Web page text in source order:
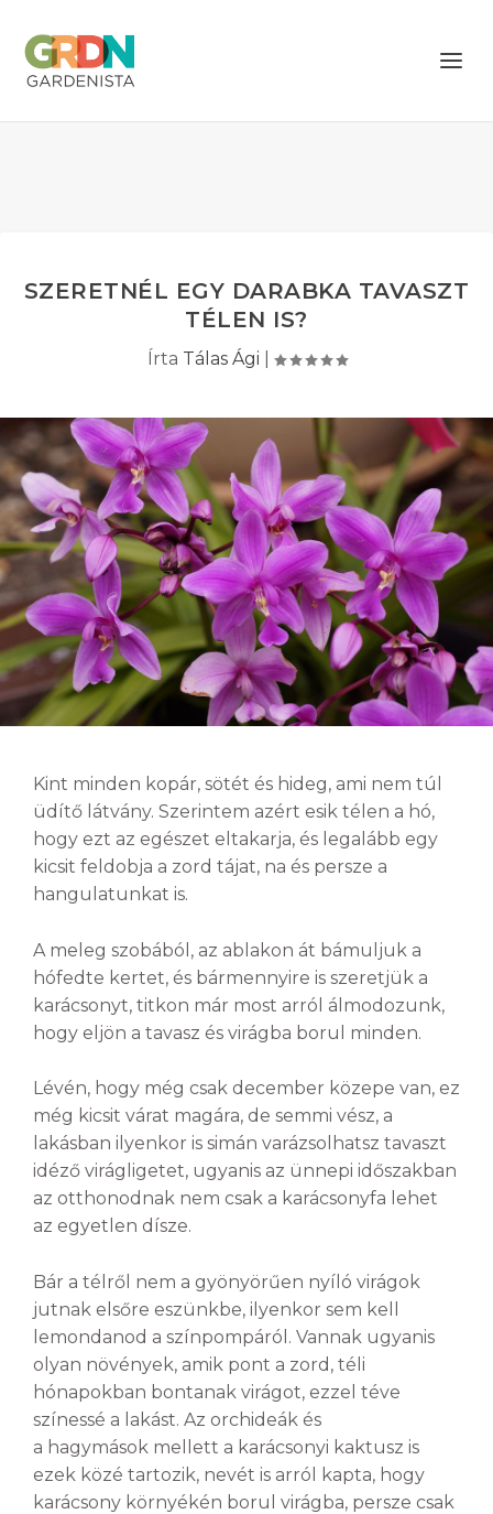
SZERETNÉL EGY DARABKA TAVASZT
TÉLEN IS?
Írta Tálas Ági
Kint minden kopár, sötét és hideg, ami nem túl
üdítő látvány. Szerintem azért esik télen a hó,
hogy ezt az egészet eltakarja, és legalább egy
kicsit feldobja a zord tájat, na és persze a
hangulatunkat is.
A meleg szobából, az ablakon át bámuljuk a
hófedte kertet, és bármennyire is szeretjük a
karácsonyt, titkon már most arról álmodozunk,
hogy eljön a tavasz és virágba borul minden.
Lévén, hogy még csak december közepe van, ez
még kicsit várat magára, de semmi vész, a
lakásban ilyenkor is simán varázsolhatsz tavaszt
idéző virágligetet, ugyanis az ünnepi időszakban
az otthonodnak nem csak a karácsonyfa lehet
az egyetlen dísze.
Bár a télről nem a gyönyörűen nyíló virágok
jutnak elsőre eszünkbe, ilyenkor sem kell
lemondanod a színpompáról. Vannak ugyanis
olyan növények, amik pont a zord, téli
hónapokban bontanak virágot, ezzel téve
színessé a lakást. Az orchideák és
a hagymások mellett a karácsonyi kaktusz is
ezek közé tartozik, nevét is arról kapta, hogy
karácsony környékén borul virágba, persze csak